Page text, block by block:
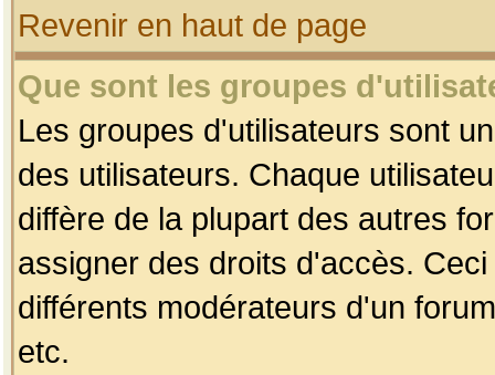
Revenir en haut de page
Que sont les groupes
Les groupes d'utilisateurs sont
des utilisateurs. Chaque
diffère de la plupart des autres
assigner des droits d'accès.
différents modérateurs d'un
etc.